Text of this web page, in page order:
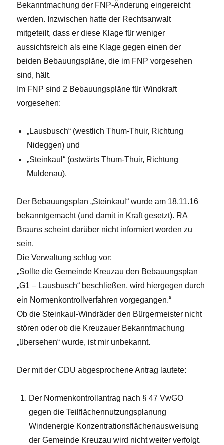
Bekanntmachung der FNP-Änderung eingereicht
werden. Inzwischen hatte der Rechtsanwalt
mitgeteilt, dass er diese Klage für weniger
aussichtsreich als eine Klage gegen einen der
beiden Bebauungspläne, die im FNP vorgesehen
sind, hält.
Im FNP sind 2 Bebauungspläne für Windkraft
vorgesehen:
„Lausbusch“ (westlich Thum-Thuir, Richtung
Nideggen) und
„Steinkaul“ (ostwärts Thum-Thuir, Richtung
Muldenau).
Der Bebauungsplan „Steinkaul“ wurde am 18.11.16
bekanntgemacht (und damit in Kraft gesetzt). RA
Brauns scheint darüber nicht informiert worden zu
sein.
Die Verwaltung schlug vor:
„Sollte die Gemeinde Kreuzau den Bebauungsplan
„G1 – Lausbusch“ beschließen, wird hiergegen durch
ein Normenkontrollverfahren vorgegangen.“
Ob die Steinkaul-Windräder den Bürgermeister nicht
stören oder ob die Kreuzauer Bekanntmachung
„übersehen“ wurde, ist mir unbekannt.
Der mit der CDU abgesprochene Antrag lautete:
Der Normenkontrollantrag nach § 47 VwGO
gegen die Teilflächennutzungsplanung
Windenergie Konzentrationsflächenausweisung
der Gemeinde Kreuzau wird nicht weiter verfolgt.